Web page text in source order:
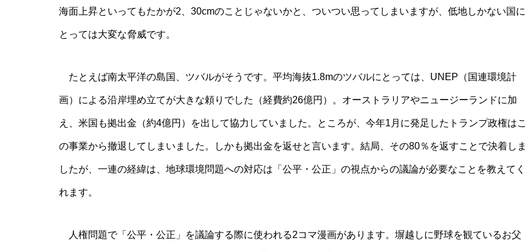
海面上昇といってもたかが2、30cmのことじゃないかと、ついつい思ってしまいますが、低地しかない国に
とっては大変な脅威です。
たとえば南太平洋の島国、ツバルがそうです。平均海抜1.8mのツバルにとっては、UNEP（国連環境計
画）による沿岸埋め立てが大きな頼りでした（経費約26億円）。オーストラリアやニュージーランドに加
え、米国も拠出金（約4億円）を出して協力していました。ところが、今年1月に発足したトランプ政権はこ
の事業から撤退してしまいました。しかも拠出金を返せと言います。結局、その80％を返すことで決着しま
したが、一連の経緯は、地球環境問題への対応は「公平・公正」の視点からの議論が必要なことを教えてく
れます。
人権問題で「公平・公正」を議論する際に使われる2コマ漫画があります。塀越しに野球を観ているお父